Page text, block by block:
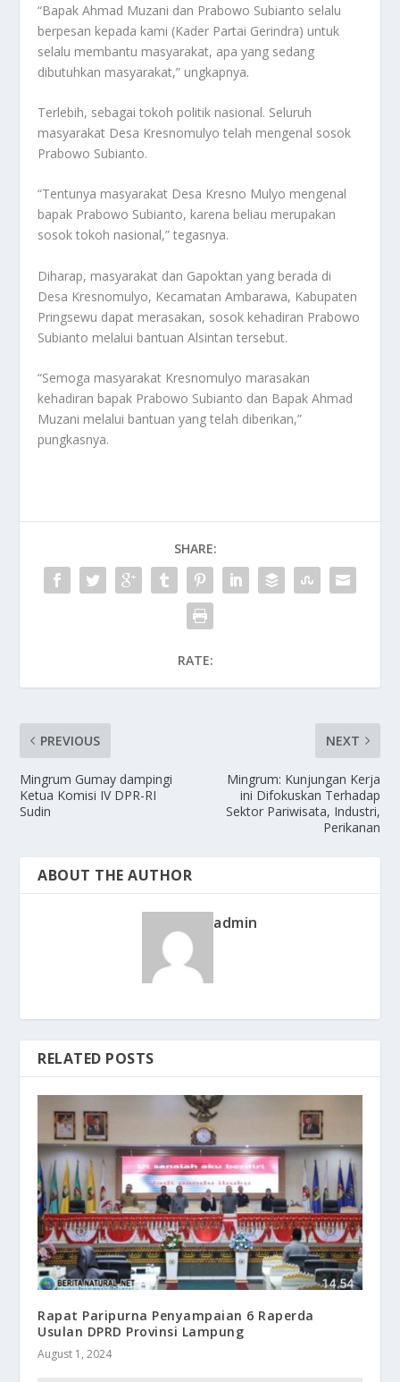
“Bapak Ahmad Muzani dan Prabowo Subianto selalu
berpesan kepada kami (Kader Partai Gerindra) untuk
selalu membantu masyarakat, apa yang sedang
dibutuhkan masyarakat,” ungkapnya.
Terlebih, sebagai tokoh politik nasional. Seluruh
masyarakat Desa Kresnomulyo telah mengenal sosok
Prabowo Subianto.
“Tentunya masyarakat Desa Kresno Mulyo mengenal
bapak Prabowo Subianto, karena beliau merupakan
sosok tokoh nasional,” tegasnya.
Diharap, masyarakat dan Gapoktan yang berada di
Desa Kresnomulyo, Kecamatan Ambarawa, Kabupaten
Pringsewu dapat merasakan, sosok kehadiran Prabowo
Subianto melalui bantuan Alsintan tersebut.
“Semoga masyarakat Kresnomulyo marasakan
kehadiran bapak Prabowo Subianto dan Bapak Ahmad
Muzani melalui bantuan yang telah diberikan,”
pungkasnya.
SHARE:
RATE:
PREVIOUS
Mingrum Gumay dampingi
Ketua Komisi IV DPR-RI
Sudin
NEXT
Mingrum: Kunjungan Kerja
ini Difokuskan Terhadap
Sektor Pariwisata, Industri,
Perikanan
ABOUT THE AUTHOR
admin
RELATED POSTS
Rapat Paripurna Penyampaian 6 Raperda
Usulan DPRD Provinsi Lampung
August 1, 2024